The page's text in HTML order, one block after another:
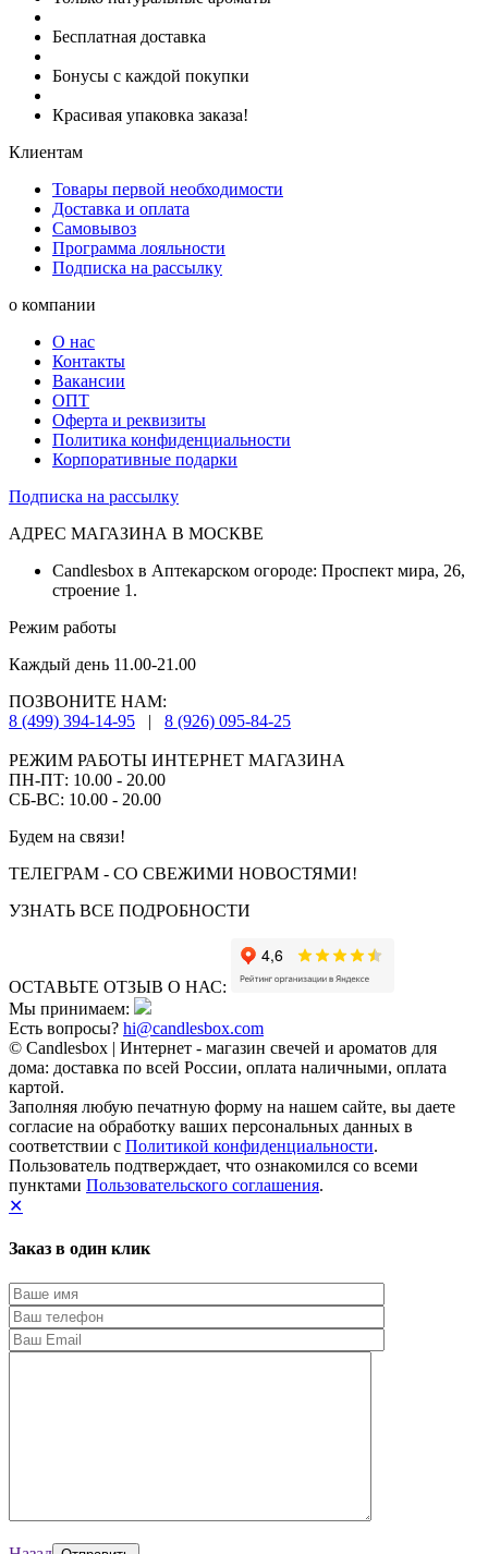
Бесплатная доставка
Бонусы с каждой покупки
Красивая упаковка заказа!
Клиентам
Товары первой необходимости
Доставка и оплата
Самовывоз
Программа лояльности
Подписка на рассылку
о компании
О нас
Контакты
Вакансии
ОПТ
Оферта и реквизиты
Политика конфиденциальности
Корпоративные подарки
Подписка на рассылку
АДРЕС МАГАЗИНА В МОСКВЕ
Candlesbox в Аптекарском огороде: Проспект мира, 26,
строение 1.
Режим работы
Каждый день 11.00-21.00
ПОЗВОНИТЕ НАМ:
8 (499) 394-14-95
| 8 (926) 095-84-25
РЕЖИМ РАБОТЫ ИНТЕРНЕТ МАГАЗИНА
ПН-ПТ: 10.00 - 20.00
СБ-ВС: 10.00 - 20.00
Будем на связи!
ТЕЛЕГРАМ - СО СВЕЖИМИ НОВОСТЯМИ!
УЗНАТЬ ВСЕ ПОДРОБНОСТИ
ОСТАВЬТЕ ОТЗЫВ О НАС:
Мы принимаем:
Есть вопросы? hi@candlesbox.com
© Candlesbox | Интернет - магазин свечей и ароматов для
дома: доставка по всей России, оплата наличными, оплата
картой.
Заполняя любую печатную форму на нашем сайте, вы даете
согласие на обработку ваших персональных данных в
соответствии с Политикой конфиденциальности.
Пользователь подтверждает, что ознакомился со всеми
пунктами Пользовательского соглашения.
✕
Заказ в один клик